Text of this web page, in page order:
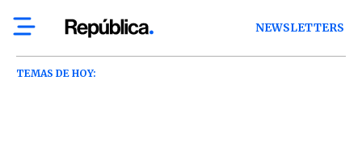
NEWSLETTERS
TEMAS DE HOY: